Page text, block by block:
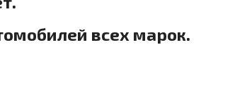
всех марок.